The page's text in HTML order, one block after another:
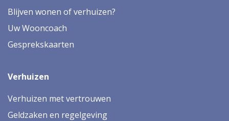
Blijven wonen of verhuizen?
Uw Wooncoach
Gesprekskaarten
Verhuizen
Verhuizen met vertrouwen
Geldzaken en regelgeving